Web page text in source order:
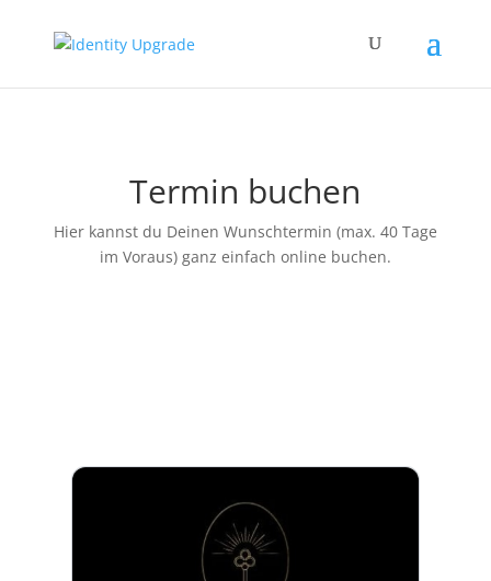
Termin buchen
Hier kannst du Deinen Wunschtermin (max. 40 Tage
im Voraus) ganz einfach online buchen.